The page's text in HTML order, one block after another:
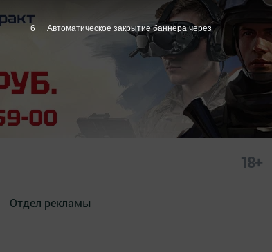
18+
Отдел рекламы
5 Автоматическое закрытие баннера через